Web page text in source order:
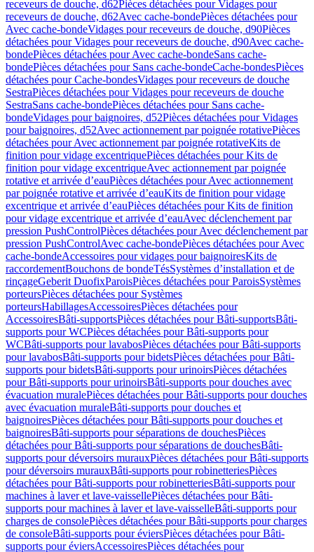
receveurs de douche, d62Pièces détachées pour Vidages pour
receveurs de douche, d62Avec cache-bondePièces détachées pour
Avec cache-bondeVidages pour receveurs de douche, d90Pièces
détachées pour Vidages pour receveurs de douche, d90Avec cache-
bondePièces détachées pour Avec cache-bondeSans cache-
bondePièces détachées pour Sans cache-bondeCache-bondesPièces
détachées pour Cache-bondesVidages pour receveurs de douche
SestraPièces détachées pour Vidages pour receveurs de douche
SestraSans cache-bondePièces détachées pour Sans cache-
bondeVidages pour baignoires, d52Pièces détachées pour Vidages
pour baignoires, d52Avec actionnement par poignée rotativePièces
détachées pour Avec actionnement par poignée rotativeKits de
finition pour vidage excentriquePièces détachées pour Kits de
finition pour vidage excentriqueAvec actionnement par poignée
rotative et arrivée d’eauPièces détachées pour Avec actionnement
par poignée rotative et arrivée d’eauKits de finition pour vidage
excentrique et arrivée d’eauPièces détachées pour Kits de finition
pour vidage excentrique et arrivée d’eauAvec déclenchement par
pression PushControlPièces détachées pour Avec déclenchement par
pression PushControlAvec cache-bondePièces détachées pour Avec
cache-bondeAccessoires pour vidages pour baignoiresKits de
raccordementBouchons de bondeTésSystèmes d’installation et de
rinçageGeberit DuofixParoisPièces détachées pour ParoisSystèmes
porteursPièces détachées pour Systèmes
porteursHabillagesAccessoiresPièces détachées pour
AccessoiresBâti-supportsPièces détachées pour Bâti-supportsBâti-
supports pour WCPièces détachées pour Bâti-supports pour
WCBâti-supports pour lavabosPièces détachées pour Bâti-supports
pour lavabosBâti-supports pour bidetsPièces détachées pour Bâti-
supports pour bidetsBâti-supports pour urinoirsPièces détachées
pour Bâti-supports pour urinoirsBâti-supports pour douches avec
évacuation muralePièces détachées pour Bâti-supports pour douches
avec évacuation muraleBâti-supports pour douches et
baignoiresPièces détachées pour Bâti-supports pour douches et
baignoiresBâti-supports pour séparations de douchesPièces
détachées pour Bâti-supports pour séparations de douchesBâti-
supports pour déversoirs murauxPièces détachées pour Bâti-supports
pour déversoirs murauxBâti-supports pour robinetteriesPièces
détachées pour Bâti-supports pour robinetteriesBâti-supports pour
machines à laver et lave-vaissellePièces détachées pour Bâti-
supports pour machines à laver et lave-vaisselleBâti-supports pour
charges de consolePièces détachées pour Bâti-supports pour charges
de consoleBâti-supports pour éviersPièces détachées pour Bâti-
supports pour éviersAccessoiresPièces détachées pour